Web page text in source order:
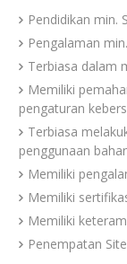
Pendidikan min.
Pengalaman
Terbiasa dalam
Memiliki
pengaturan
Terbiasa
penggunaan
Memiliki
Memiliki
Memiliki
Penempatan